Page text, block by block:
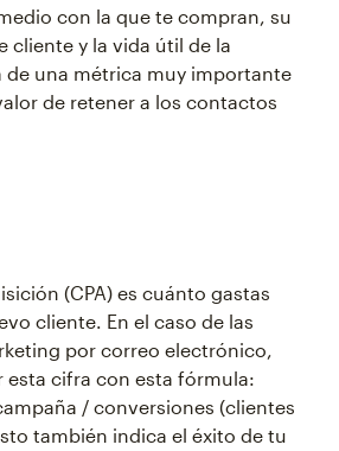
con la que te compran, su
cliente y la vida útil de la
de una métrica muy importante
de retener a los contactos
(CPA) es cuánto gastas
cliente. En el caso de las
por correo electrónico,
esta cifra con esta fórmula:
/ conversiones (clientes
también indica el éxito de tu